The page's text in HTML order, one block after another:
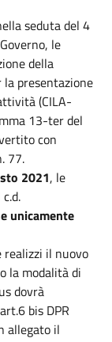
seduta del 4
le
della
presentazione
(CILA-
13-ter del
con
77.
2021, le
unicamente
realizzi il nuovo
la modalità di
dovrà
bis DPR
allegato il